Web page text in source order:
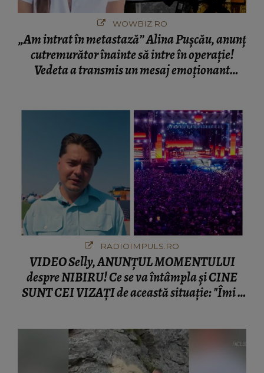
WOWBIZ.RO
„Am intrat în metastază” Alina Pușcău, anunț
cutremurător înainte să intre în operație!
Vedeta a transmis un mesaj emoționant
RADIOIMPULS.RO
VIDEO Selly, ANUNȚUL MOMENTULUI
despre NIBIRU! Ce se va întâmpla și CINE
SUNT CEI VIZAȚI de această situație: "Îmi e